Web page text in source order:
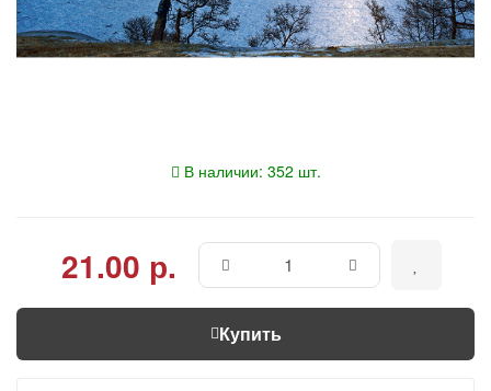
В наличии: 352 шт.
21.00 р.
Купить